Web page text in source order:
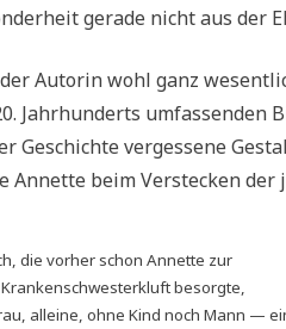
gerade nicht aus der
Autorin wohl ganz
Jahrhunderts
Geschichte vergessene
Annette beim Verstecken
die vorher schon Annette zur
besorgte,
alleine, ohne Kind noch Mann —